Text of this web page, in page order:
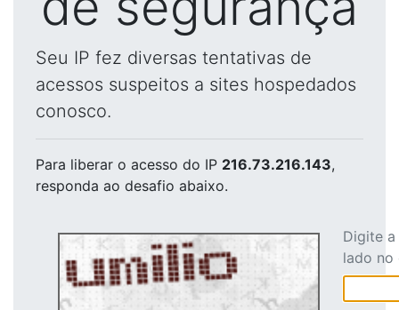
Seu IP fez diversas tentativas de
acessos suspeitos a sites hospedados
conosco.
Para liberar o acesso do IP 216.73.216.143,
responda ao desafio abaixo.
Digite
lado no